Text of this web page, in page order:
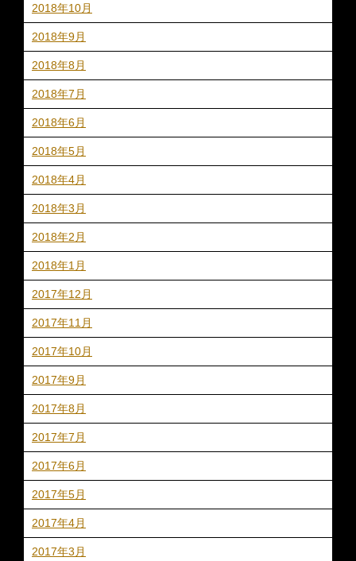
2018年10月
2018年9月
2018年8月
2018年7月
2018年6月
2018年5月
2018年4月
2018年3月
2018年2月
2018年1月
2017年12月
2017年11月
2017年10月
2017年9月
2017年8月
2017年7月
2017年6月
2017年5月
2017年4月
2017年3月